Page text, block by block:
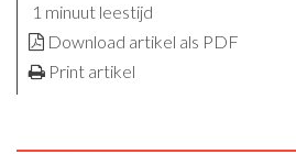
1 minuut leestijd
Download artikel als PDF
Print artikel